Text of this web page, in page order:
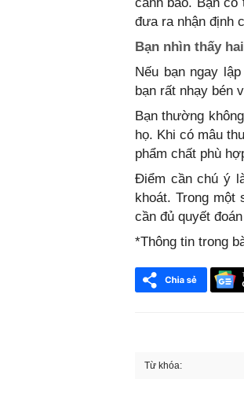
đưa ra nhận định
Bạn nhìn thấy
Nếu bạn ngay
bạn rất nhạy bén
Bạn thường
họ. Khi có mâu
phẩm chất phù
Điểm cần chú ý
khoát. Trong một
cần đủ quyết
*Thông tin trong
Từ khóa: